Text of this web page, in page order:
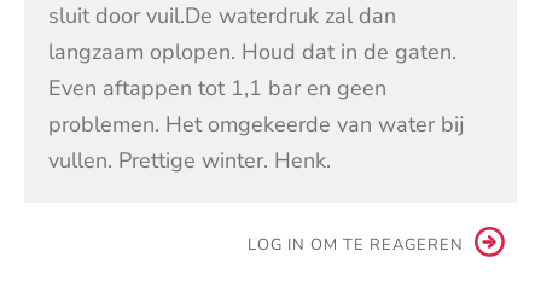
sluit door vuil.De waterdruk zal dan
langzaam oplopen. Houd dat in de gaten.
Even aftappen tot 1,1 bar en geen
problemen. Het omgekeerde van water bij
vullen. Prettige winter. Henk.
LOG IN OM TE REAGEREN